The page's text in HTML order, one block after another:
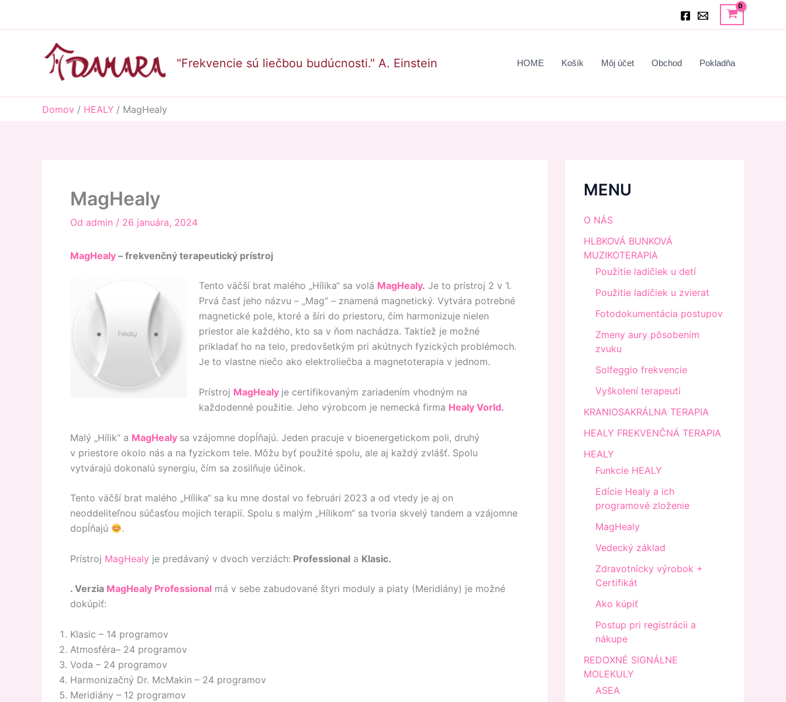
"Frekvencie sú liečbou budúcnosti." A. Einstein HOME Košík Môj účet Obchod Pokladňa
Domov HEALY MagHealy
MagHealy
Od admin / 26 januára, 2024
MagHealy – frekvenčný terapeutický prístroj
Tento väčší brat malého „Hílika“ sa volá MagHealy. Je to prístroj 2 v 1.
Prvá časť jeho názvu – „Mag“ – znamená magnetický. Vytvára potrebné
magnetické pole, ktoré a šíri do priestoru, čím harmonizuje nielen
priestor ale každého, kto sa v ňom nachádza. Taktiež je možné
prikladať ho na telo, predovšetkým pri akútnych fyzických problémoch.
Je to vlastne niečo ako elektroliečba a magnetoterapia v jednom.
Prístroj MagHealy je certifikovaným zariadením vhodným na
každodenné použitie. Jeho výrobcom je nemecká firma Healy Vorld.
Malý „Hílik“ a MagHealy sa vzájomne dopĺňajú. Jeden pracuje v bioenergetickom poli, druhý
v priestore okolo nás a na fyzickom tele. Môžu byť použité spolu, ale aj každý zvlášť. Spolu
vytvárajú dokonalú synergiu, čím sa zosilňuje účinok.
Tento väčší brat malého „Hílika“ sa ku mne dostal vo februári 2023 a od vtedy je aj on
neoddeliteľnou súčasťou mojich terapií. Spolu s malým „Hílikom“ sa tvoria skvelý tandem a vzájomne
dopĺňajú
.
Prístroj MagHealy je predávaný v dvoch verziách: Professional a Klasic.
. Verzia MagHealy Professional má v sebe zabudované štyri moduly a piaty (Meridiány) je možné
dokúpiť:
Klasic – 14 programov
Atmosféra– 24 programov
Voda – 24 programov
Harmonizačný Dr. McMakin – 24 programov
Meridiány – 12 programov
MENU
O NÁS
HLBKOVÁ BUNKOVÁ
MUZIKOTERAPIA
Použitie ladičiek u detí
Použitie ladičiek u zvierat
Fotodokumentácia postupov
Zmeny aury pôsobením
zvuku
Solfeggio frekvencie
Vyškolení terapeuti
KRANIOSAKRÁLNA TERAPIA
HEALY FREKVENČNÁ TERAPIA
HEALY
Funkcie HEALY
Edície Healy a ich
programové zloženie
MagHealy
Vedecký základ
Zdravotnícky výrobok +
Certifikát
Ako kúpiť
Postup pri registrácii a
nákupe
REDOXNÉ SIGNÁLNE
MOLEKULY
ASEA